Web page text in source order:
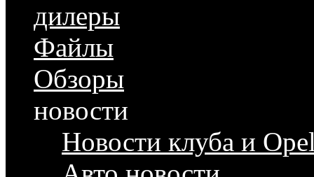
дилеры
Файлы
Обзоры
новости
Новости клуба и